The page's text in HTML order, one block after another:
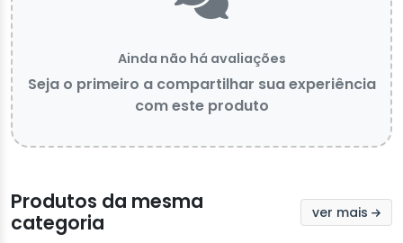
Ainda não há avaliações
Seja o primeiro a compartilhar sua experiência
com este produto
Produtos da mesma
categoria
ver mais